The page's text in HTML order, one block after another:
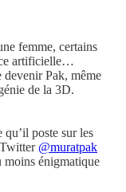
femme, certains
artificielle…
Pak, même
de la 3D.
qu’il poste sur les
@muratpak
moins énigmatique